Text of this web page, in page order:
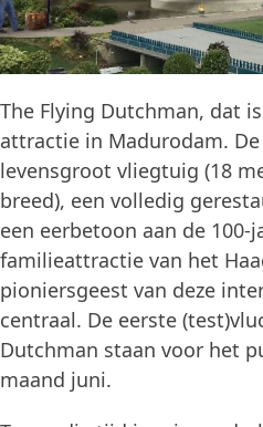
The Flying Dutchman, dat
attractie in Madurodam. De
levensgroot vliegtuig (18
breed), een volledig
een eerbetoon aan de 100-
familieattractie van het
pioniersgeest van deze
centraal. De eerste
Dutchman staan voor het
maand juni.